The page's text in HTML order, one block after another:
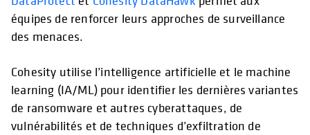
équipes de renforcer leurs approches de surveillance
des menaces.
Cohesity utilise l’intelligence artificielle et le machine
learning (IA/ML) pour identifier les dernières variantes
de ransomware et autres cyberattaques, de
vulnérabilités et de techniques d’exfiltration de